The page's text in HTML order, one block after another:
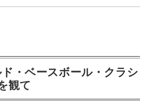
・ベースボール・クラシ
観て